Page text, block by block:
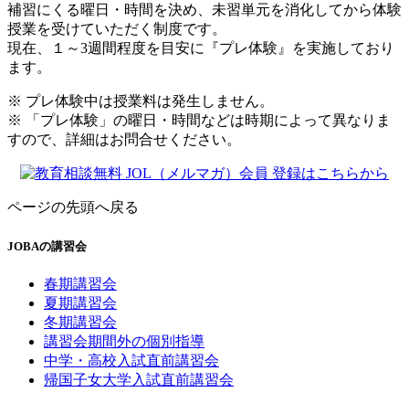
補習にくる曜日・時間を決め、未習単元を消化してから体験
授業を受けていただく制度です。
現在、１～3週間程度を目安に『プレ体験』を実施しており
ます。
※ プレ体験中は授業料は発生しません。
※ 「プレ体験」の曜日・時間などは時期によって異なりま
すので、詳細はお問合せください。
ページの先頭へ戻る
JOBAの講習会
春期講習会
夏期講習会
冬期講習会
講習会期間外の個別指導
中学・高校入試直前講習会
帰国子女大学入試直前講習会